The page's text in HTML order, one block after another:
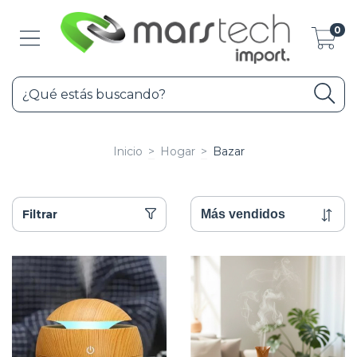
0
Inicio > Hogar > Bazar
Filtrar